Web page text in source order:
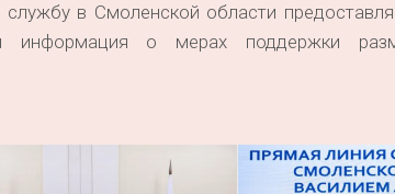
в Смоленской области
о мерах поддержки